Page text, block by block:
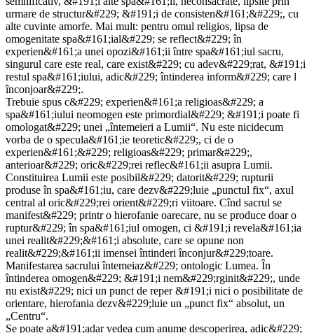
urmare de structur&#229; &#191;i de consisten&#161;&#229;, cu
alte cuvinte amorfe. Mai mult: pentru omul religios, lipsa de
omogenitate spa&#161;ial&#229; se reflect&#229; în
experien&#161;a unei opozi&#161;ii între spa&#161;iul sacru,
singurul care este real, care exist&#229; cu adev&#229;rat, &#191;i
restul spa&#161;iului, adic&#229; întinderea inform&#229; care l
înconjoar&#229;.
Trebuie spus c&#229; experien&#161;a religioas&#229; a
spa&#161;iului neomogen este primordial&#229; &#191;i poate fi
omologat&#229; unei „întemeieri a Lumii“. Nu este nicidecum
vorba de o specula&#161;ie teoretic&#229;, ci de o
experien&#161;&#229; religioas&#229; primar&#229;,
anterioar&#229; oric&#229;rei reflec&#161;ii asupra Lumii.
Constituirea Lumii este posibil&#229; datorit&#229; rupturii
produse în spa&#161;iu, care dezv&#229;luie „punctul fix“, axul
central al oric&#229;rei orient&#229;ri viitoare. Cînd sacrul se
manifest&#229; printr o hierofanie oarecare, nu se produce doar o
ruptur&#229; în spa&#161;iul omogen, ci &#191;i revela&#161;ia
unei realit&#229;&#161;i absolute, care se opune non
realit&#229;&#161;ii imensei întinderi înconjur&#229;toare.
Manifestarea sacrului întemeiaz&#229; ontologic Lumea. În
întinderea omogen&#229; &#191;i nem&#229;rginit&#229;, unde
nu exist&#229; nici un punct de reper &#191;i nici o posibilitate de
orientare, hierofania dezv&#229;luie un „punct fix“ absolut, un
„Centru“.
Se poate a&#191;adar vedea cum anume descoperirea, adic&#229;